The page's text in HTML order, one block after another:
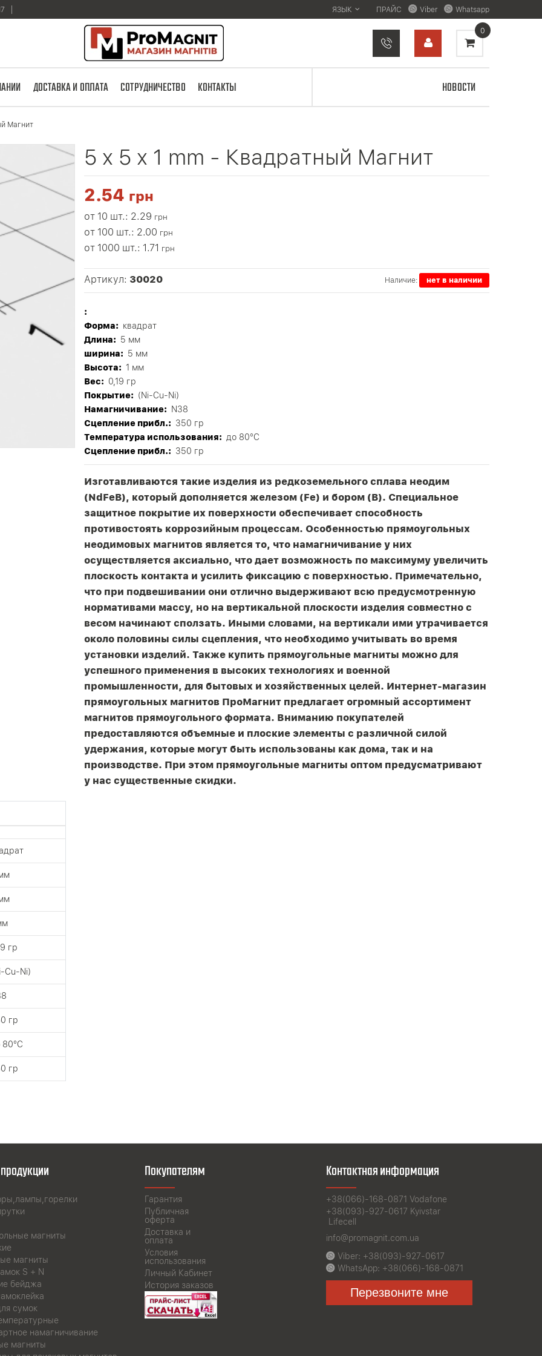
ЯЗЫК ПРАЙС Viber Whatsapp
0
ДОСТАВКА И ОПЛАТА СОТРУДНИЧЕСТВО КОНТАКТЫ НОВОСТИ
Магнит
5 x 5 x 1 mm - Квадратный Магнит
2.54 грн
от 10 шт.: 2.29 грн
от 100 шт.: 2.00 грн
от 1000 шт.: 1.71 грн
Артикул: 30020 Наличие: нет в наличии
:
Форма: квадрат
Длина: 5 мм
ширина: 5 мм
Высота: 1 мм
Вес: 0,19 гр
Покрытие: (Ni-Cu-Ni)
Намагничивание:
N38
Сцепление прибл.: 350 гр
Tемпература использования: до 80°C
Сцепление прибл.: 350 гр
Изготавливаются такие изделия из редкоземельного сплава неодим
(NdFeB), который дополняется железом (Fe) и бором (B). Специальное
защитное покрытие их поверхности обеспечивает способность
противостоять коррозийным процессам. Особенностью прямоугольных
неодимовых магнитов является то, что намагничивание у них
осуществляется аксиально, что дает возможность по максимуму увеличить
плоскость контакта и усилить фиксацию с поверхностью. Примечательно,
что при подвешивании они отлично выдерживают всю предусмотренную
нормативами массу, но на вертикальной плоскости изделия совместно с
весом начинают сползать. Иными словами, на вертикали ими утрачивается
около половины силы сцепления, что необходимо учитывать во время
установки изделий. Также купить прямоугольные магниты можно для
успешного применения в высоких технологиях и военной
промышленности, для бытовых и хозяйственных целей. Интернет-магазин
прямоугольных магнитов ПроМагнит предлагает огромный ассортимент
магнитов прямоугольного формата. Вниманию покупателей
предоставляются объемные и плоские элементы с различной силой
удержания, которые могут быть использованы как дома, так и на
производстве. При этом прямоугольные магниты оптом предусматривают
у нас существенные скидки.
гр
Cu-Ni)
гр
80°C
гр
магниты
магниты
S + N
бейджа
сумок
намагничивание
магниты
Покупателям
Гарантия
Публичная
оферта
Доставка и
оплата
Условия
использования
Личный Кабинет
История заказов
Контактная информация
+38(066)-168-0871 Vodafone
+38(093)-927-0617 Kyivstar
Lifecell
info@promagnit.com.ua
Viber: +38(093)-927-0617
WhatsApp: +38(066)-168-0871
Перезвоните мне